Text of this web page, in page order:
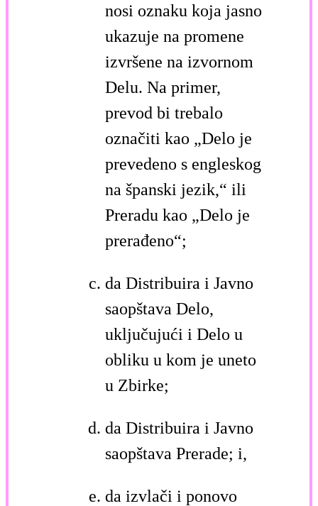
nosi oznaku koja jasno
ukazuje na promene
izvršene na izvornom
Delu. Na primer,
prevod bi trebalo
označiti kao „Delo je
prevedeno s engleskog
na španski jezik,“ ili
Preradu kao „Delo je
prerađeno“;
da Distribuira i Javno
saopštava Delo,
uključujući i Delo u
obliku u kom je uneto
u Zbirke;
da Distribuira i Javno
saopštava Prerade; i,
da izvlači i ponovo